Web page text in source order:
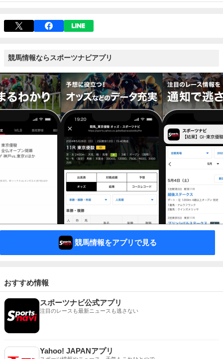
競馬情報ならスポーツナビアプリ
競馬情報をアプリで見る
おすすめ情報
スポーツナビ公式アプリ
注目のレースも最新ニュースも逃さない
Yahoo! JAPANアプリ